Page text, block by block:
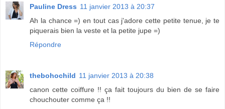
Pauline Dress 11 janvier 2013 à 20:37
Ah la chance =) en tout cas j'adore cette petite tenue, je te
piquerais bien la veste et la petite jupe =)
Répondre
thebohochild 11 janvier 2013 à 20:38
canon cette coiffure !! ça fait toujours du bien de se faire
chouchouter comme ça !!